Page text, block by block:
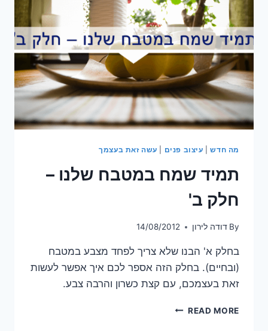
מה חדש| עיצוב פנים עשה זאת בעצמך
תמיד שמח במטבח שלנו –
חלק ב'
By דודה לירון 14/08/2012
בחלק א' הבנו שלא צריך לפחד מצבע במטבח
(ובחיים). בחלק הזה אספר לכם איך אפשר לעשות
זאת בעצמכם, עם קצת כשרון והרבה צבע.
READ MOREתמיד